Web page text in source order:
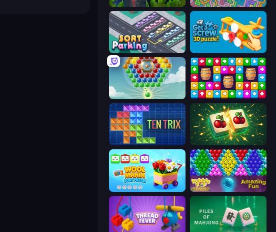
Bubble Tower 3D Snake Wiggle Master!
Sort Parking Get a Screw: 3D Puzzle!
Tap Away Story
TenTrix Mahjong Puzzle: Tile Match
Wool Mania - Sort Puzzle 3D Bubble Pop Legend